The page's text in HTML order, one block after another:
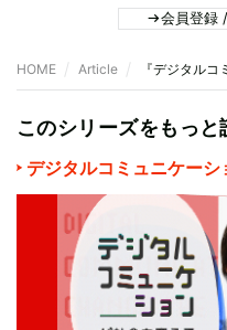
会員登録
HOME Article 『デジタル
このシリーズをもっと
デジタルコミュニケー